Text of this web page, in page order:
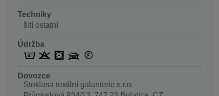
Techniky
šití ostatní
Údržba
Dovozce
Stoklasa textilní galanterie s.r.o.